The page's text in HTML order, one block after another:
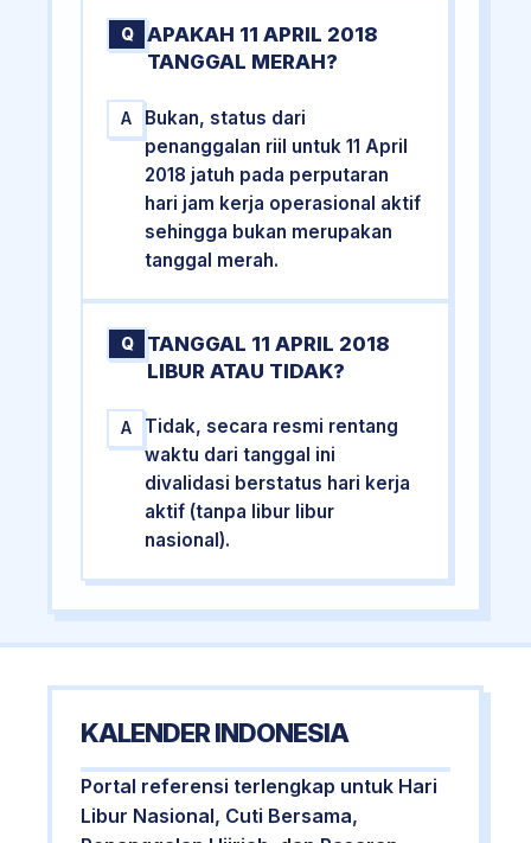
Q
APAKAH 11 APRIL 2018
TANGGAL MERAH?
A
Bukan, status dari
penanggalan riil untuk 11 April
2018 jatuh pada perputaran
hari jam kerja operasional aktif
sehingga bukan merupakan
tanggal merah.
Q
TANGGAL 11 APRIL 2018
LIBUR ATAU TIDAK?
A
Tidak, secara resmi rentang
waktu dari tanggal ini
divalidasi berstatus hari kerja
aktif (tanpa libur libur
nasional).
KALENDER INDONESIA
Portal referensi terlengkap untuk Hari
Libur Nasional, Cuti Bersama,